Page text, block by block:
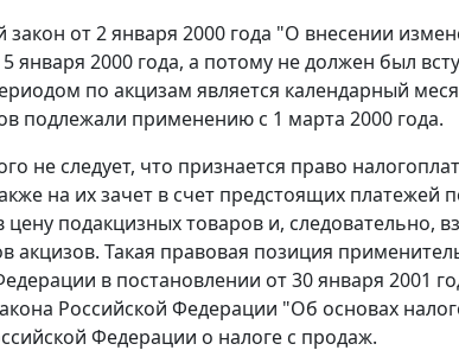
закон от 2 января 2000 года "О внесении
января 2000 года, а потому не должен был
по акцизам является календарный
подлежали применению с 1 марта 2000 года.
не следует, что признается право
на их зачет в счет предстоящих платежей
цену подакцизных товаров и, следовательно,
акцизов. Такая правовая позиция
в постановлении от 30 января 2001
Российской Федерации "Об основах
Федерации о налоге с продаж.